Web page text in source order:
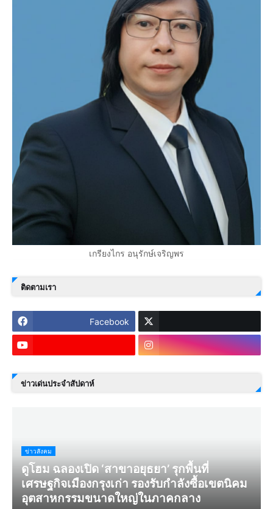
เกรียงไกร อนุรักษ์เจริญพร
ติดตามเรา
Facebook
ข่าวเด่นประจำสัปดาห์
ข่าวสังคม
ดูโฮม ฉลองเปิด ‘สาขาอยุธยา’ รุกพื้นที่
เศรษฐกิจเมืองกรุงเก่า รองรับกำลังซื้อเขตนิคม
อุตสาหกรรมขนาดใหญ่ในภาคกลาง